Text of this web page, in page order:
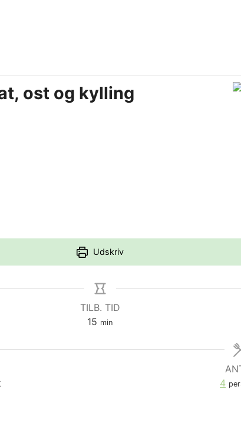
ost og kylling
Udskriv
TILB. TID
15 minutter
min
4